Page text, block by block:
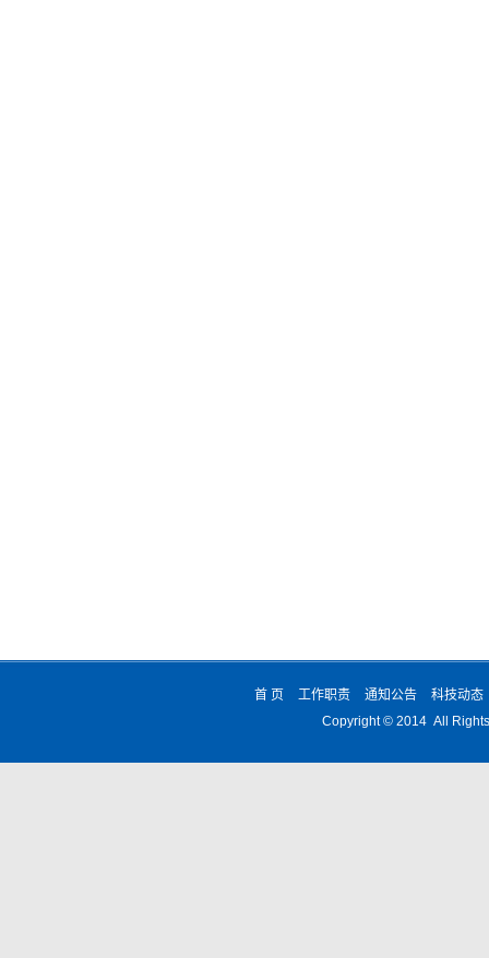
首 页 工作职责 通知公告
科技动态
Copyright © 2014 All